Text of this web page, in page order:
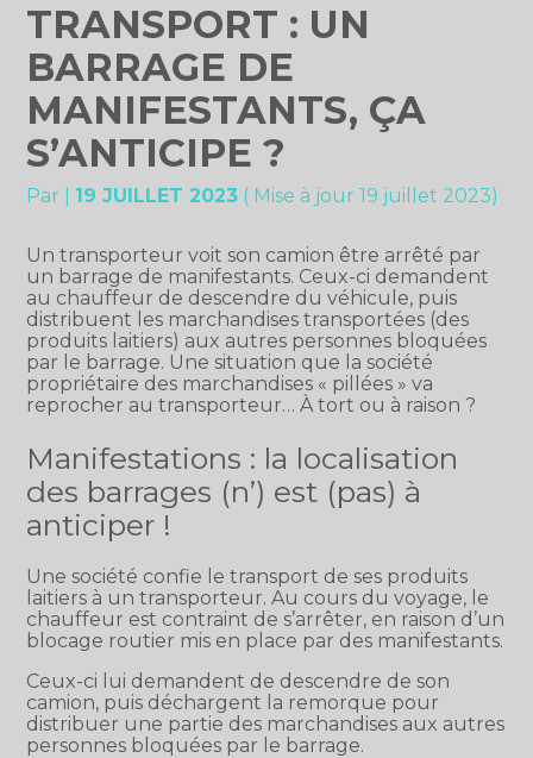
TRANSPORT : UN
BARRAGE DE
MANIFESTANTS, ÇA
S’ANTICIPE ?
Par 19 JUILLET 2023 ( Mise à jour 19 juillet 2023)
Un transporteur voit son camion être arrêté par
un barrage de manifestants. Ceux-ci demandent
au chauffeur de descendre du véhicule, puis
distribuent les marchandises transportées (des
produits laitiers) aux autres personnes bloquées
par le barrage. Une situation que la société
propriétaire des marchandises « pillées » va
reprocher au transporteur… À tort ou à raison ?
Manifestations : la localisation
des barrages (n’) est (pas) à
anticiper !
Une société confie le transport de ses produits
laitiers à un transporteur. Au cours du voyage, le
chauffeur est contraint de s’arrêter, en raison d’un
blocage routier mis en place par des manifestants.
Ceux-ci lui demandent de descendre de son
camion, puis déchargent la remorque pour
distribuer une partie des marchandises aux autres
personnes bloquées par le barrage.